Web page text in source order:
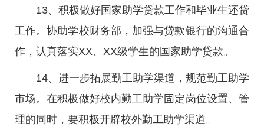
13、积极做好国家助学贷款工作和毕业生还贷
工作。协助学校财务部，加强与贷款银行的沟通合
作，认真落实XX、XX级学生的国家助学贷款。
14、进一步拓展勤工助学渠道，规范勤工助学
市场。在积极做好校内勤工助学固定岗位设置、管
理的同时，要积极开辟校外勤工助学渠道。